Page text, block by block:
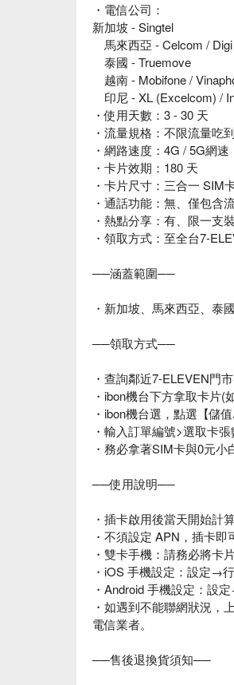
・電信公司：
新加坡 - Singtel
馬來西亞 - Celcom / Digi
泰國 - Truemove
越南 - Mobifone /
印尼 - XL (Excelcom) /
・使用天數：3 - 30 天
・流量規格：不限流量吃
・網路速度：4G / 5G網速
・卡片效期：180 天
・卡片尺寸：三合一 SIM
・通話功能：無、僅包含流
・熱點分享：有、限一支裝
・領取方式：至全台7-
──涵蓋範圍──
・新加坡、馬來西亞、泰
──領取方式──
・查詢鄰近7-ELEVEN門
・ibon機台下方拿取卡片
・ibon機台選，點選【儲
・輸入訂單編號>選取卡
・務必拿著SIM卡與0元
──使用說明──
・插卡啟用後當天開始計
・不須設定 APN，插卡
・雙卡手機：請務必將卡
・iOS 手機設定：設定→
・Android 手機設定：設
・如遇到不能聯網狀況，
電信業者。
──售後退換貨須知──